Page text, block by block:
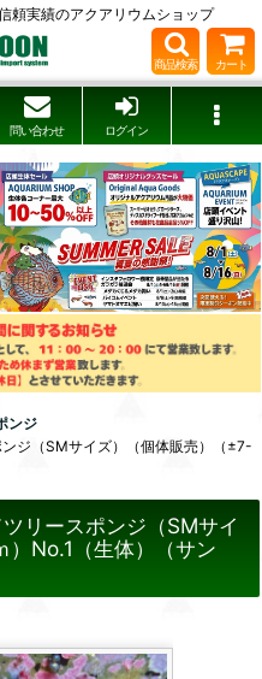
頼実績のアクアリウムショップ
商品検索 カート
問い合わせ ログイン
ンジ
ンジ（SMサイズ）（個体販売）（±7-
リースポンジ（SMサイ
No.1（生体）（サン